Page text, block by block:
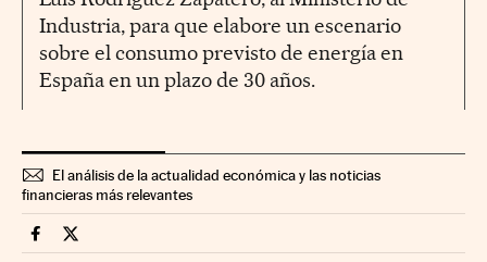
Industria, para que elabore un escenario
sobre el consumo previsto de energía en
España en un plazo de 30 años.
El análisis de la actualidad económica y las noticias
financieras más relevantes
Economia Cinco Días en Facebook
Economia Cinco Días en Twitter